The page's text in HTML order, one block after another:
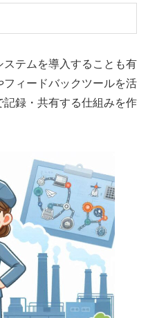
テムを導入することも有
ィードバックツールを活
録・共有する仕組みを作